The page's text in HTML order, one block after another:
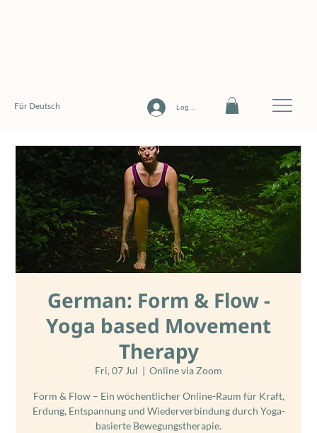
Log In
Für Deutsch
German: Form & Flow -
Yoga based Movement
Therapy
Fri, 07 Jul
  |
Online via Zoom
Form & Flow – Ein wöchentlicher Online-Raum für Kraft,
Erdung, Entspannung und Wiederverbindung durch Yoga-
basierte Bewegungstherapie.